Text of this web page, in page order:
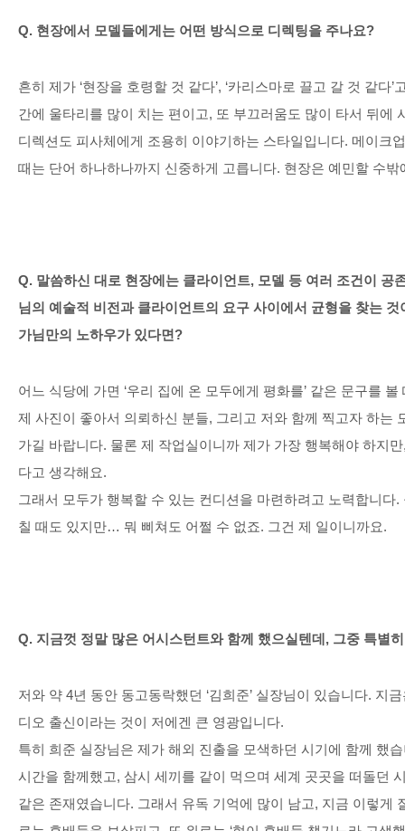
Q. 현장에서 모델들에게는 어떤 방식으로 디렉팅을 주나요?
흔히 제가 ‘현장을 호령할 것 같다’, ‘카리스마로 끌고 갈 것 같다’
간에 울타리를 많이 치는 편이고, 또 부끄러움도 많이 타서 뒤에
디렉션도 피사체에게 조용히 이야기하는 스타일입니다. 메이크
때는 단어 하나하나까지 신중하게 고릅니다. 현장은 예민할 수
Q. 말씀하신 대로 현장에는 클라이언트, 모델 등 여러 조건이 공
님의 예술적 비전과 클라이언트의 요구 사이에서 균형을 찾는
가님만의 노하우가 있다면?
어느 식당에 가면 ‘우리 집에 온 모두에게 평화를’ 같은 문구를 볼
제 사진이 좋아서 의뢰하신 분들, 그리고 저와 함께 찍고자 하는
가길 바랍니다. 물론 제 작업실이니까 제가 가장 행복해야 하지만
다고 생각해요.
그래서 모두가 행복할 수 있는 컨디션을 마련하려고 노력합니다.
칠 때도 있지만… 뭐 삐쳐도 어쩔 수 없죠. 그건 제 일이니까요.
Q. 지금껏 정말 많은 어시스턴트와 함께 했으실텐데 , 그중 특별
저와 약 4년 동안 동고동락했던 ‘김희준’ 실장님이 있습니다. 지
디오 출신이라는 것이 저에겐 큰 영광입니다.
특히 희준 실장님은 제가 해외 진출을 모색하던 시기에 함께 했
시간을 함께했고, 삼시 세끼를 같이 먹으며 세계 곳곳을 떠돌던
같은 존재였습니다. 그래서 유독 기억에 많이 남고, 지금 이렇게